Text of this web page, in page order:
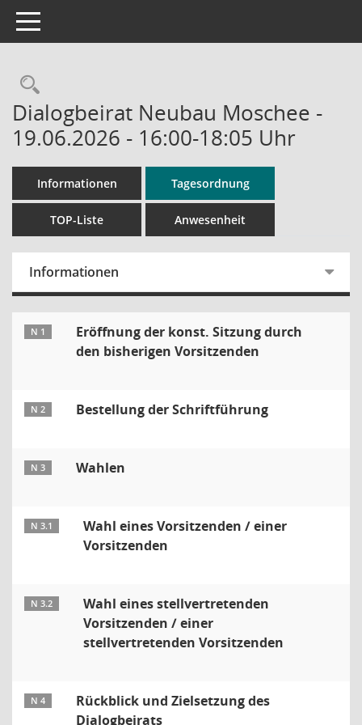
Toggle navigation
Rechercheauswahl
Dialogbeirat Neubau Moschee -
19.06.2026 - 16:00-18:05 Uhr
Informationen Tagesordnung
TOP-Liste Anwesenheit
Informationen
N 1
Eröffnung der konst. Sitzung durch
den bisherigen Vorsitzenden
N 2 Bestellung der Schriftführung
N 3 Wahlen
N 3.1
Wahl eines Vorsitzenden / einer
Vorsitzenden
N 3.2
Wahl eines stellvertretenden
Vorsitzenden / einer
stellvertretenden Vorsitzenden
N 4
Rückblick und Zielsetzung des
Dialogbeirats